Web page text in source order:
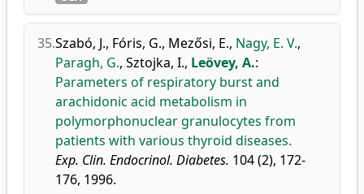
35.Szabó, J., Fóris, G., Mezősi, E., Nagy, E. V.,
Paragh, G., Sztojka, I., Leövey, A.:
Parameters of respiratory burst and
arachidonic acid metabolism in
polymorphonuclear granulocytes from
patients with various thyroid diseases.
Exp. Clin. Endocrinol. Diabetes. 104 (2), 172-
176, 1996.